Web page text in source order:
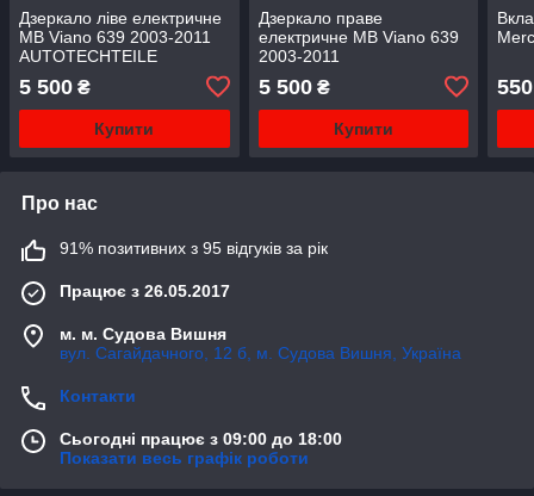
Дзеркало ліве електричне
MB Viano 639 2003-2011
AUTOTECHTEILE
5 500 ₴
Купити
Дзеркало праве
електричне MB Viano 639
2003-2011
(Німеччина)
5 500₴
Купити
550
Про нас
91% позитивних з 95 відгуків за рік
Працює з 26.05.2017
м. м. Судова Вишня
вул. Сагайдачного, 12 б, м. Судова Вишня, Україна
Контакти
Сьогодні працює з 09:00 до 18:00
Показати весь графік роботи